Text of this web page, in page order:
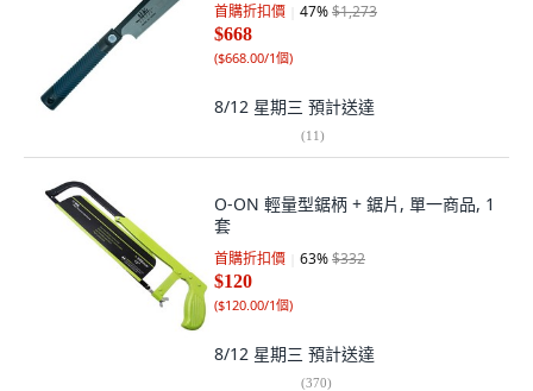
首購折扣價 47%$1,273
$668
($668.00/1個)
8/12 星期三 預計送達
(11)
O-ON 輕量型鋸柄 + 鋸片, 單一商品, 1
套
首購折扣價 63%$332
$120
($120.00/1個)
8/12 星期三 預計送達
(370)